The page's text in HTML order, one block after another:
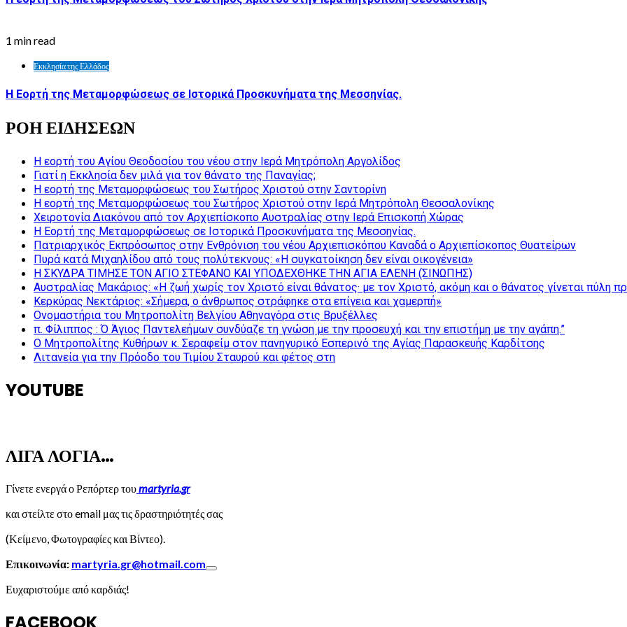
1 min read
Εκκλησία της Ελλάδος
Η Εορτή της Μεταμορφώσεως σε Ιστορικά Προσκυνήματα της Μεσσηνίας.
ΡΟΗ ΕΙΔΗΣΕΩΝ
Η εορτή του Αγίου Θεοδοσίου του νέου στην Ιερά Μητρόπολη Αργολίδος
Γιατί η Εκκλησία δεν μιλά για τον θάνατο της Παναγίας;
Η εορτή της Μεταμορφώσεως του Σωτήρος Χριστού στην Σαντορίνη
Η εορτή της Μεταμορφώσεως του Σωτήρος Χριστού στην Ιερά Μητρόπολη Θεσσαλονίκης
Χειροτονία Διακόνου από τον Αρχιεπίσκοπο Αυστραλίας στην Ιερά Επισκοπή Χώρας
Η Εορτή της Μεταμορφώσεως σε Ιστορικά Προσκυνήματα της Μεσσηνίας.
Πατριαρχικός Εκπρόσωπος στην Ενθρόνιση του νέου Αρχιεπισκόπου Καναδά ο Αρχιεπίσκοπος Θυατείρων
Πυρά κατά Μιχαηλίδου από τους πολύτεκνους: «Η συγκατοίκηση δεν είναι οικογένεια»
Η ΣΚΥΔΡΑ ΤΙΜΗΣΕ ΤΟΝ ΑΓΙΟ ΣΤΕΦΑΝΟ ΚΑΙ ΥΠΟΔΕΧΘΗΚΕ ΤΗΝ ΑΓΙΑ ΕΛΕΝΗ (ΣΙΝΩΠΗΣ)
Αυστραλίας Μακάριος: «Η ζωή χωρίς τον Χριστό είναι θάνατος· με τον Χριστό, ακόμη και ο θάνατος γίνεται πύλη
Κερκύρας Νεκτάριος: «Σήμερα, ο άνθρωπος στράφηκε στα επίγεια και χαμερπή»
Ονομαστήρια του Μητροπολίτη Βελγίου Αθηναγόρα στις Βρυξέλλες
π. Φίλιππος : Ό Άγιος Παντελεήμων συνδύαζε τη γνώση με την προσευχή και την επιστήμη με την αγάπη.”
Ο Μητροπολίτης Κυθήρων κ. Σεραφείμ στον πανηγυρικό Εσπερινό της Αγίας Παρασκευής Καρδίτσης
Λιτανεία για την Πρόοδο του Τιμίου Σταυρού και φέτος στη
YOUTUBE
ΛΙΓΑ ΛΟΓΙΑ…
Γίνετε ενεργά ο Ρεπόρτερ τουmartyria.gr
και στείλτε στο email μας τις δραστηριότητές σας
(Κείμενο, Φωτογραφίες και Βίντεο).
Επικοινωνία: martyria.gr@hotmail.com
Ευχαριστούμε από καρδιάς!